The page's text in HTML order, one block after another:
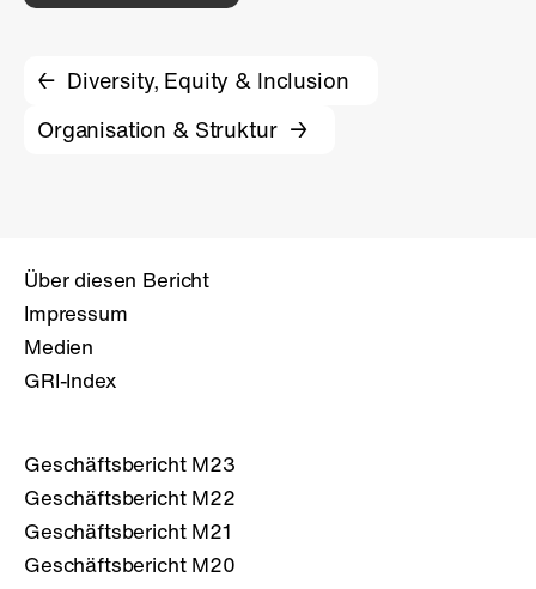
Diversity, Equity & Inclusion
Organisation & Struktur
Über diesen Bericht
Impressum
Medien
GRI-Index
Geschäftsbericht M23
Geschäftsbericht M22
Geschäftsbericht M21
Geschäftsbericht M20